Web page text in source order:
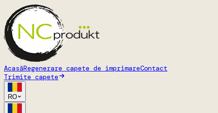
AcasăRegenerare capete de imprimareContact
Trimite capete
RO